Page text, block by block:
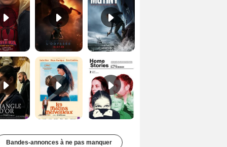
Les Matins merveilleux Bande-annonce VF Home stories Bande-annonce VO STFR
Bandes-annonces à ne pas manquer